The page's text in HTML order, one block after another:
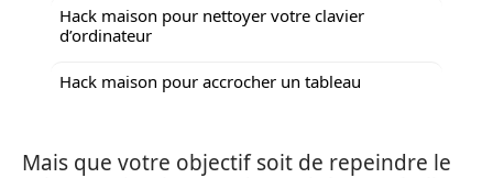
Hack maison pour nettoyer votre clavier
d’ordinateur
Hack maison pour accrocher un tableau
Mais que votre objectif soit de repeindre le